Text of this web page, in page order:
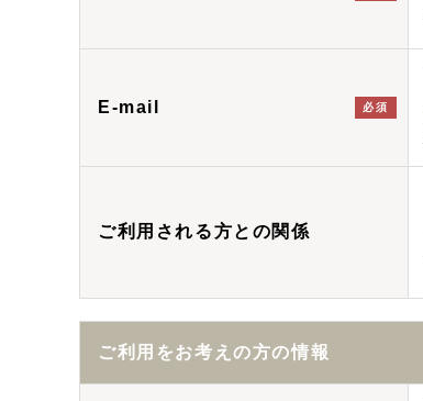
E-mail 必須
ご利用される方との関係
ご利用をお考えの方の情報